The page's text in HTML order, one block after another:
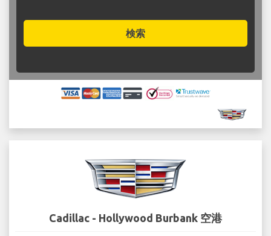
検索
Cadillac - Hollywood Burbank 空港